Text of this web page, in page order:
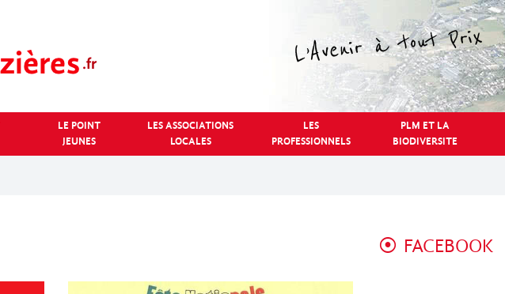
LE POINT
JEUNES
LES ASSOCIATIONS
LOCALES
LES
PROFESSIONNELS
PLM ET LA
BIODIVERSITE
FACEBOOK